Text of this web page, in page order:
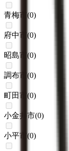
青梅市 (0)
府中市 (0)
昭島市 (0)
調布市 (0)
町田市 (0)
小金井市(0)
小平市 (0)